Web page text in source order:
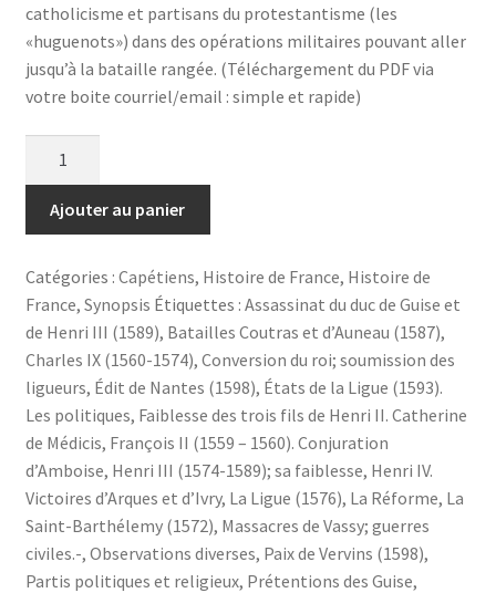
catholicisme et partisans du protestantisme (les
«huguenots») dans des opérations militaires pouvant aller
jusqu’à la bataille rangée. (Téléchargement du PDF via
votre boite courriel/email : simple et rapide)
guerres
religion
(1559-
1598)-
Format
numérique
(ebook)
Ajouter au panier
Catégories : Capétiens, Histoire de France, Histoire de
France, Synopsis Étiquettes : Assassinat du duc de Guise et
de Henri III (1589), Batailles Coutras et d’Auneau (1587),
Charles IX (1560-1574), Conversion du roi; soumission des
ligueurs, Édit de Nantes (1598), États de la Ligue (1593).
Les politiques, Faiblesse des trois fils de Henri II. Catherine
de Médicis, François II (1559 – 1560). Conjuration
d’Amboise, Henri III (1574-1589); sa faiblesse, Henri IV.
Victoires d’Arques et d’Ivry, La Ligue (1576), La Réforme, La
Saint-Barthélemy (1572), Massacres de Vassy; guerres
civiles.-, Observations diverses, Paix de Vervins (1598),
Partis politiques et religieux, Prétentions des Guise,